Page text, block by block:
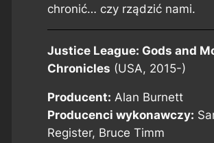
chronić… czy rządzić nami.
Justice League: Gods and
Chronicles (USA, 2015-)
Producent: Alan Burnett
Producenci wykonawczy:
Register, Bruce Timm